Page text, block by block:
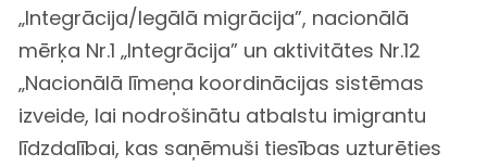
„Integrācija/legālā migrācija”, nacionālā
mērķa Nr.1 „Integrācija” un aktivitātes Nr.12
„Nacionālā līmeņa koordinācijas sistēmas
izveide, lai nodrošinātu atbalstu imigrantu
līdzdalībai, kas saņēmuši tiesības uzturēties